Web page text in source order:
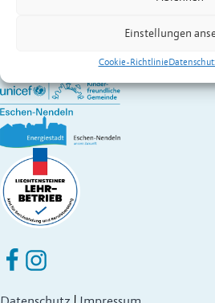
Einstellungen
Cookie-Richtlinie
Fürstentum Liechtenstein
Eschen Nendeln auf Facebook
Eschen Nendeln auf Instagram